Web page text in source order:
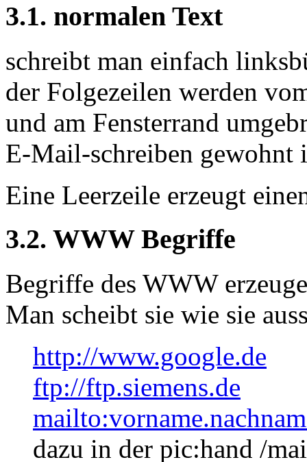
3.1. normalen Text
schreibt man einfach
der Folgezeilen werden
und am Fensterrand
E-Mail-schreiben gewohnt
Eine Leerzeile erzeugt
3.2. WWW Begriffe
Begriffe des WWW
Man scheibt sie wie sie
http://www.google.de
ftp://ftp.siemens.de
dazu in der pic:hand /